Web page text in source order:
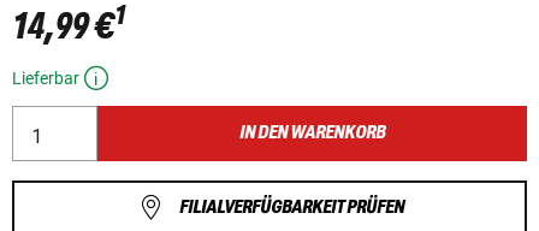
14,99 €1
Lieferbar
IN DEN WARENKORB
FILIALVERFÜGBARKEIT PRÜFEN